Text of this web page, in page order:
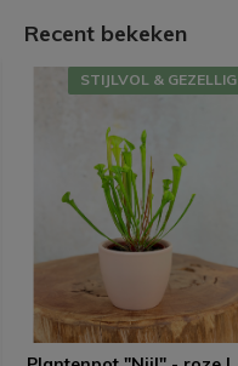
Recent bekeken
STIJLVOL & GEZELLIG